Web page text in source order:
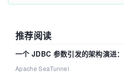
推荐阅读
一个 JDBC 参数引发的架构演进
解决数据同步中的“定时 Flush”难
Apache SeaTunnel